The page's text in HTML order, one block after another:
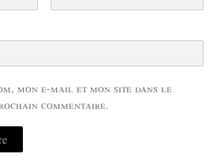
mon e-mail et mon site dans le
commentaire.